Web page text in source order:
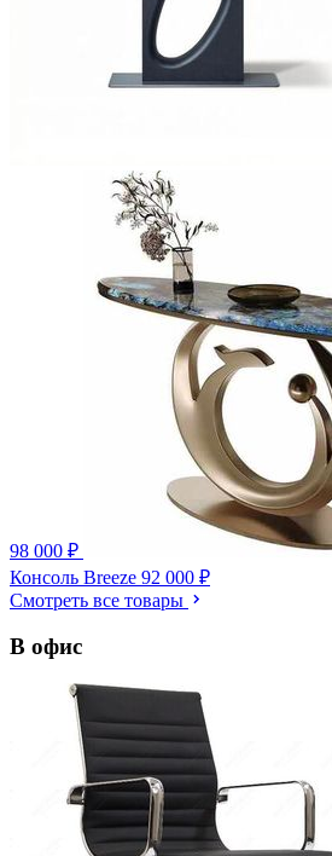
98 000 ₽
Консоль Breeze 92 000 ₽
Смотреть все товары
В офис